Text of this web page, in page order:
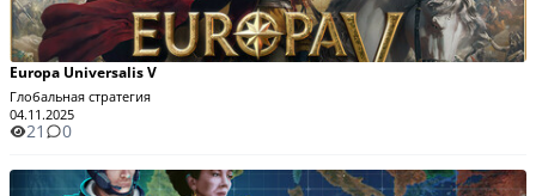
Europa Universalis V
Глобальная стратегия
04.11.2025
21 0